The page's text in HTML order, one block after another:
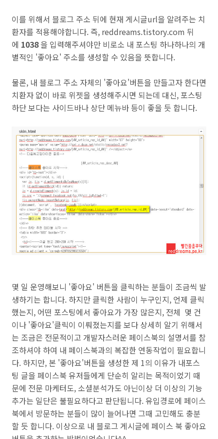
이를 위해서 블로그 주소 뒤에 현재 게시글url을 알려주는 치
환자를 적용해야합니다. 즉, reddreams.tistory.com 뒤
에 1038을 입력해주셔야만 비로소 내 포스팅 하나하나의 개
별적인 '좋아요' 주소를 생성할 수 있음을 뜻합니다.
물론, 내 블로그 주소 자체의 '좋아요'버튼을 만들고자 한다면
치환자 없이 바로 위젯을 생성해주시면 되는데 대신, 포스팅
하단 보다는 사이드바나 상단 메뉴바 등이 좋을 듯 합니다.
몇 일 운영해보니 '좋아요' 버튼을 클릭하는 분들이 조금씩 발
생하기는 합니다. 하지만 클릭한 사람이 누구인지, 언제 클릭
했는지, 어떤 포스팅에서 좋아요가 가장 많은지, 전체 몇 건
이나 '좋아요'클릭이 이뤄졌는지를 보다 상세히 알기 위해서
는 조금은 전문적이고 개발자스러운 페이스북의 설명서를 참
조하셔야 하여 내 페이스북과의 복잡한 연동작업이 필요합니
다. 하지만, 본 '좋아요'버튼을 생성한 제 1의 이유가 내포스
팅 글을 페이스북 유저들에게 단순히 알리는 목적이었기 때
문에 전문 마케터도, 소셜분석가도 아닌이상 더 이상의 기능
추가는 일단은 불필요하다고 판단됩니다. 유입경로에 페이스
북에서 방문하는 분들이 많이 늘어나면 그때 고민해도 충분
할 듯 합니다. 이상으로 내 블로그 게시글에 페이스 북 좋아요